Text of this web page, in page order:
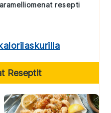
resepti
Reseptit